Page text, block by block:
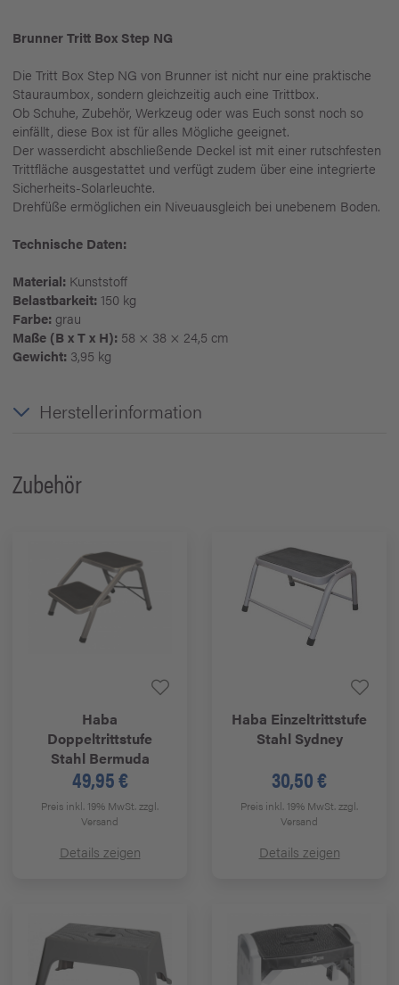
Brunner Tritt Box Step NG
Die Tritt Box Step NG von Brunner ist nicht nur eine praktische
Stauraumbox, sondern gleichzeitig auch eine Trittbox.
Ob Schuhe, Zubehör, Werkzeug oder was Euch sonst noch so
einfällt, diese Box ist für alles Mögliche geeignet.
Der wasserdicht abschließende Deckel ist mit einer rutschfesten
Trittfläche ausgestattet und verfügt zudem über eine integrierte
Sicherheits-Solarleuchte.
Drehfüße ermöglichen ein Niveuausgleich bei unebenem Boden.
Technische Daten:
Material: Kunststoff
Belastbarkeit: 150 kg
Farbe: grau
Maße (B x T x H): 58 × 38 × 24,5 cm
Gewicht: 3,95 kg
Herstellerinformation
Zubehör
Haba
Doppeltrittstufe
Stahl Bermuda
49,95 €
Preis inkl. 19% MwSt.zzgl.
Versand
Details zeigen
Haba Einzeltrittstufe
Stahl Sydney
30,50 €
Preis inkl. 19% MwSt.zzgl.
Versand
Details zeigen